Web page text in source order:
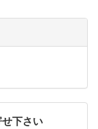
下さい